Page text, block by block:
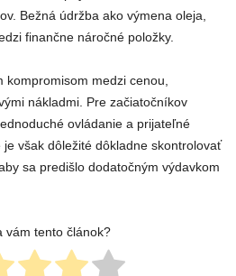
Bežná údržba ako výmena oleja,
finančne náročné položky.
kompromisom medzi cenou,
nákladmi. Pre začiatočníkov
ovládanie a prijateľné
však dôležité dôkladne skontrolovať
sa predišlo dodatočným výdavkom
vám tento článok?